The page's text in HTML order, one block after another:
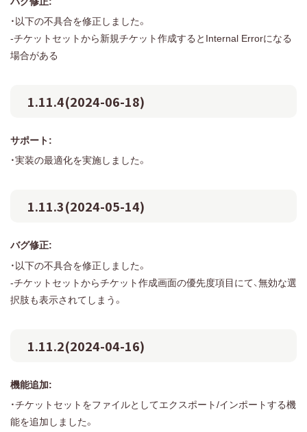
・以下の不具合を修正しました。
-チケットセットから新規チケット作成するとInternal Errorになる
場合がある
1.11.4(2024-06-18)
サポート:
・実装の最適化を実施しました。
1.11.3(2024-05-14)
バグ修正:
・以下の不具合を修正しました。
-チケットセットからチケット作成画面の優先度項目にて、無効な選
択肢も表示されてしまう。
1.11.2(2024-04-16)
機能追加:
・チケットセットをファイルとしてエクスポート/インポートする機
能を追加しました。